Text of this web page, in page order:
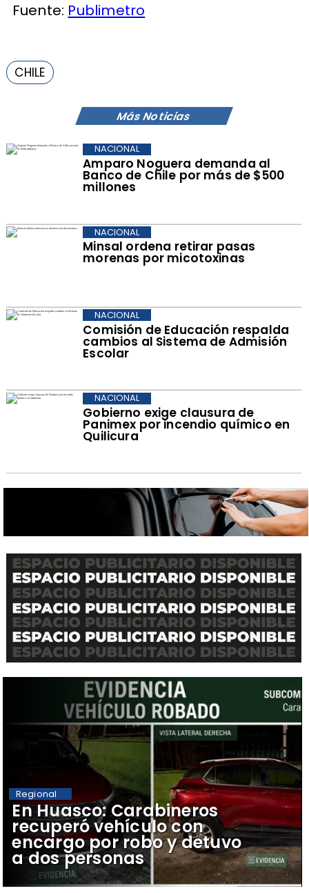
Más Noticias
Amparo Noguera demanda al
Banco de Chile por más de $500
millones
NACIONAL
Minsal ordena retirar pasas
morenas por micotoxinas
NACIONAL
Comisión de Educación respalda
cambios al Sistema de Admisión
Escolar
NACIONAL
Gobierno exige clausura de
Panimex por incendio químico en
Quilicura
NACIONAL
Fuente: Publimetro
CHILE
​En Huasco: Carabineros
recuperó vehículo con
encargo por robo y detuvo
a dos personas
Regional